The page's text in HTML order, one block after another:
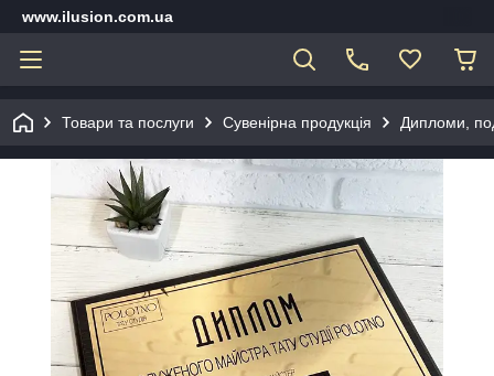
www.ilusion.com.ua
Товари та послуги Сувенірна продукція Дипломи,